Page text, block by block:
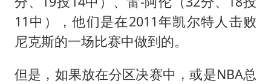
11中），他们是在2011年凯尔特人击败
尼克斯的一场比赛中做到的。
但是，如果放在分区决赛中，或是NBA总